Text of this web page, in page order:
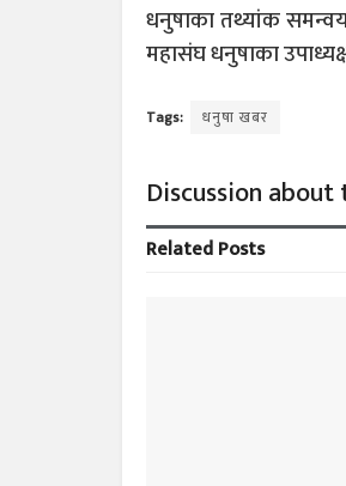
धनुषाका तथ्यांक समन्वय
महासंघ धनुषाका
Tags: धनुषा खबर
Discussion
RelatedPosts